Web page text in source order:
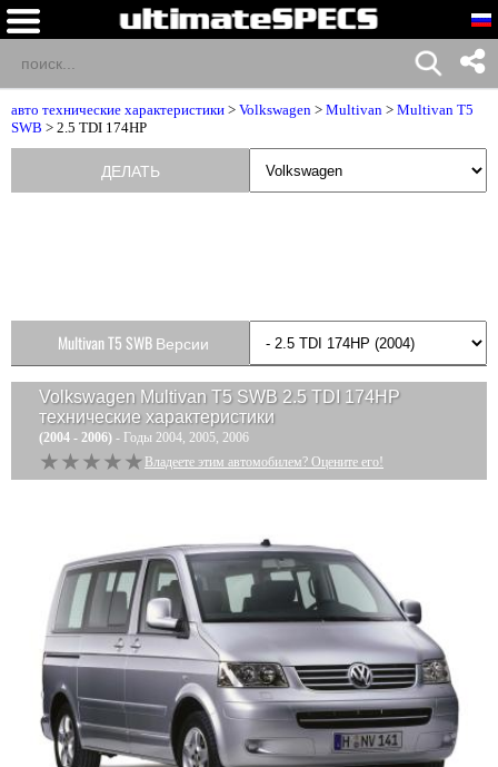
авто технические характеристики > Volkswagen > Multivan > Multivan T5
SWB > 2.5 TDI 174HP
Volkswagen Multivan T5 SWB 2.5 TDI 174HP
технические характеристики
(2004 - 2006) - Годы 2004, 2005, 2006
★★★★★
★★★★★ Владеете этим автомобилем? Оцените его!
ДЕЛАТЬ
Multivan T5 SWB Версии